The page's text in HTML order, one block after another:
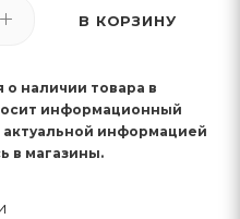
В КОРЗИНУ
наличии товара в
информационный
актуальной информацией
в магазины.